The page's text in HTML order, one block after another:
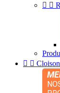
 
 